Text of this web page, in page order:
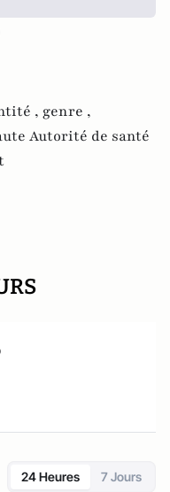
, genre ,
Autorité de santé
24 Heures 7 Jours